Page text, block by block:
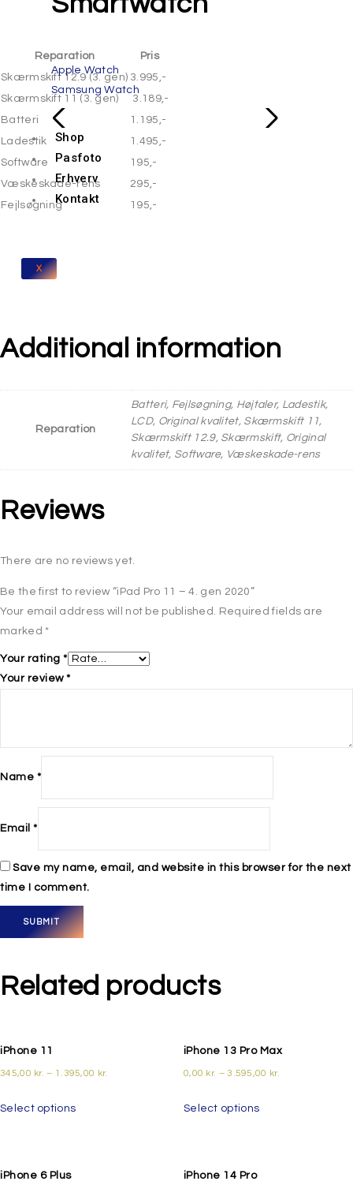
Apple Watch
Samsung Watch
Shop
Pasfoto
Erhverv
Kontakt
X
Reparation
Pris
Skærmskift 12.9 (3. gen) 3.995,-
Skærmskift 11 (3. gen)
3.189,-
Batteri
1.195,-
Ladestik
1.495,-
Software
195,-
Væskeskade-rens
295,-
Fejlsøgning
195,-
Additional information
Reparation
Batteri, Fejlsøgning, Højtaler, Ladestik,
LCD, Original kvalitet, Skærmskift 11,
Skærmskift 12.9, Skærmskift, Original
kvalitet, Software, Væskeskade-rens
Reviews
There are no reviews yet.
Be the first to review “iPad Pro 11 – 4. gen 2020”
Your email address will not be published.
Required fields are
marked *
Your rating *
Your review *
Name *
Email *
Save my name, email, and website in this browser for the next
time I comment.
Related products
iPhone 11
345,00 kr. – 1.395,00 kr.
Select options
iPhone 13 Pro Max
0,00 kr. – 3.595,00 kr.
Select options
iPhone 6 Plus iPhone 14 Pro